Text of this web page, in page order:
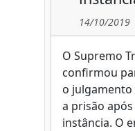
14/10/2019
O Supremo
confirmou
o julgamento
a prisão
instância. O